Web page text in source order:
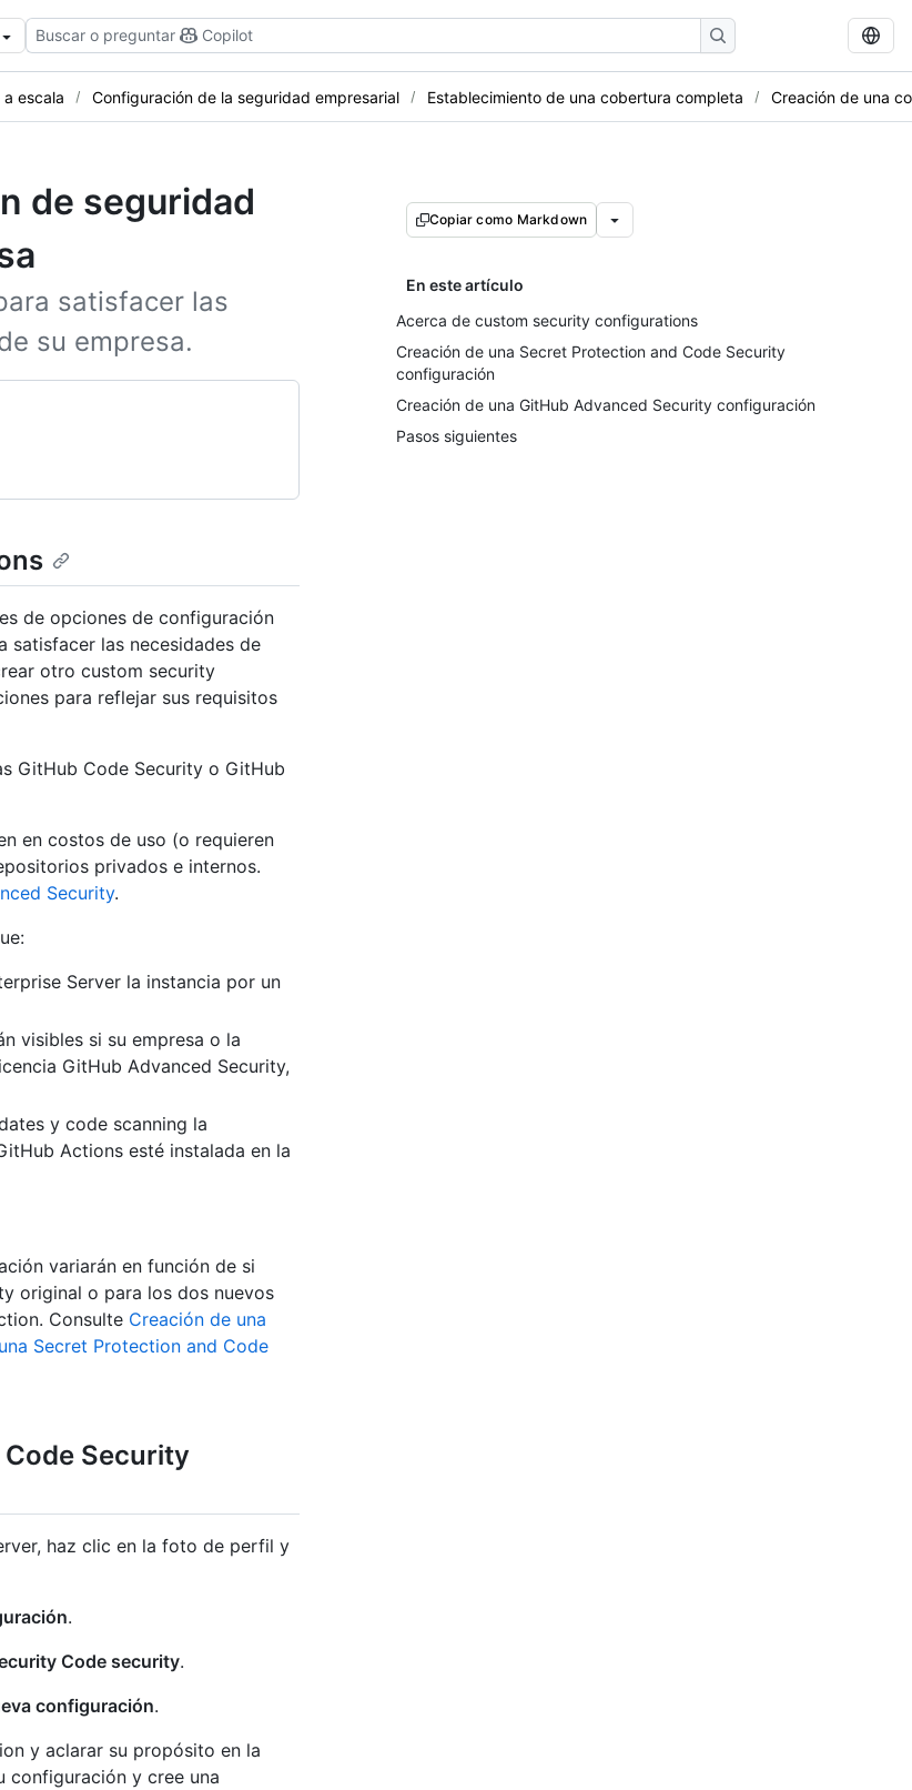
Buscar o preguntar Copilot
escala Configuración de la seguridad empresarial Establecimiento de una cobertura completa Creación de una
de seguridad
satisfacer las
su empresa.
Copiar como Markdown
En este artículo
Acerca de custom security configurations
Creación de una Secret Protection and Code Security
configuración
Creación de una GitHub Advanced Security configuración
Pasos siguientes
de opciones de configuración
satisfacer las necesidades de
otro custom security
para reflejar sus requisitos
GitHub Code Security o GitHub
en costos de uso (o requieren
privados e internos.
Security.
Server la instancia por un
visibles si su empresa o la
GitHub Advanced Security,
y code scanning la
Actions esté instalada en la
variarán en función de si
original o para los dos nuevos
Consulte Creación de una
Secret Protection and Code
Security
haz clic en la foto de perfil y
.
Code security.
configuración.
y aclarar su propósito en la
configuración y cree una